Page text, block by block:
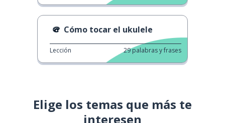
Cómo tocar el ukulele
Lección 29palabras y frases
Elige los temas que más te
interesen